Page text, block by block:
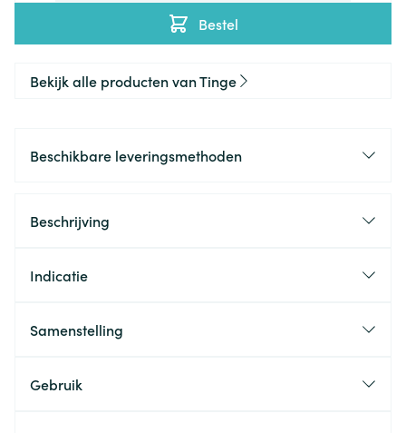
Bestel
Bekijk alle producten van Tinge
Beschikbare leveringsmethoden
Beschrijving
Indicatie
Samenstelling
Gebruik